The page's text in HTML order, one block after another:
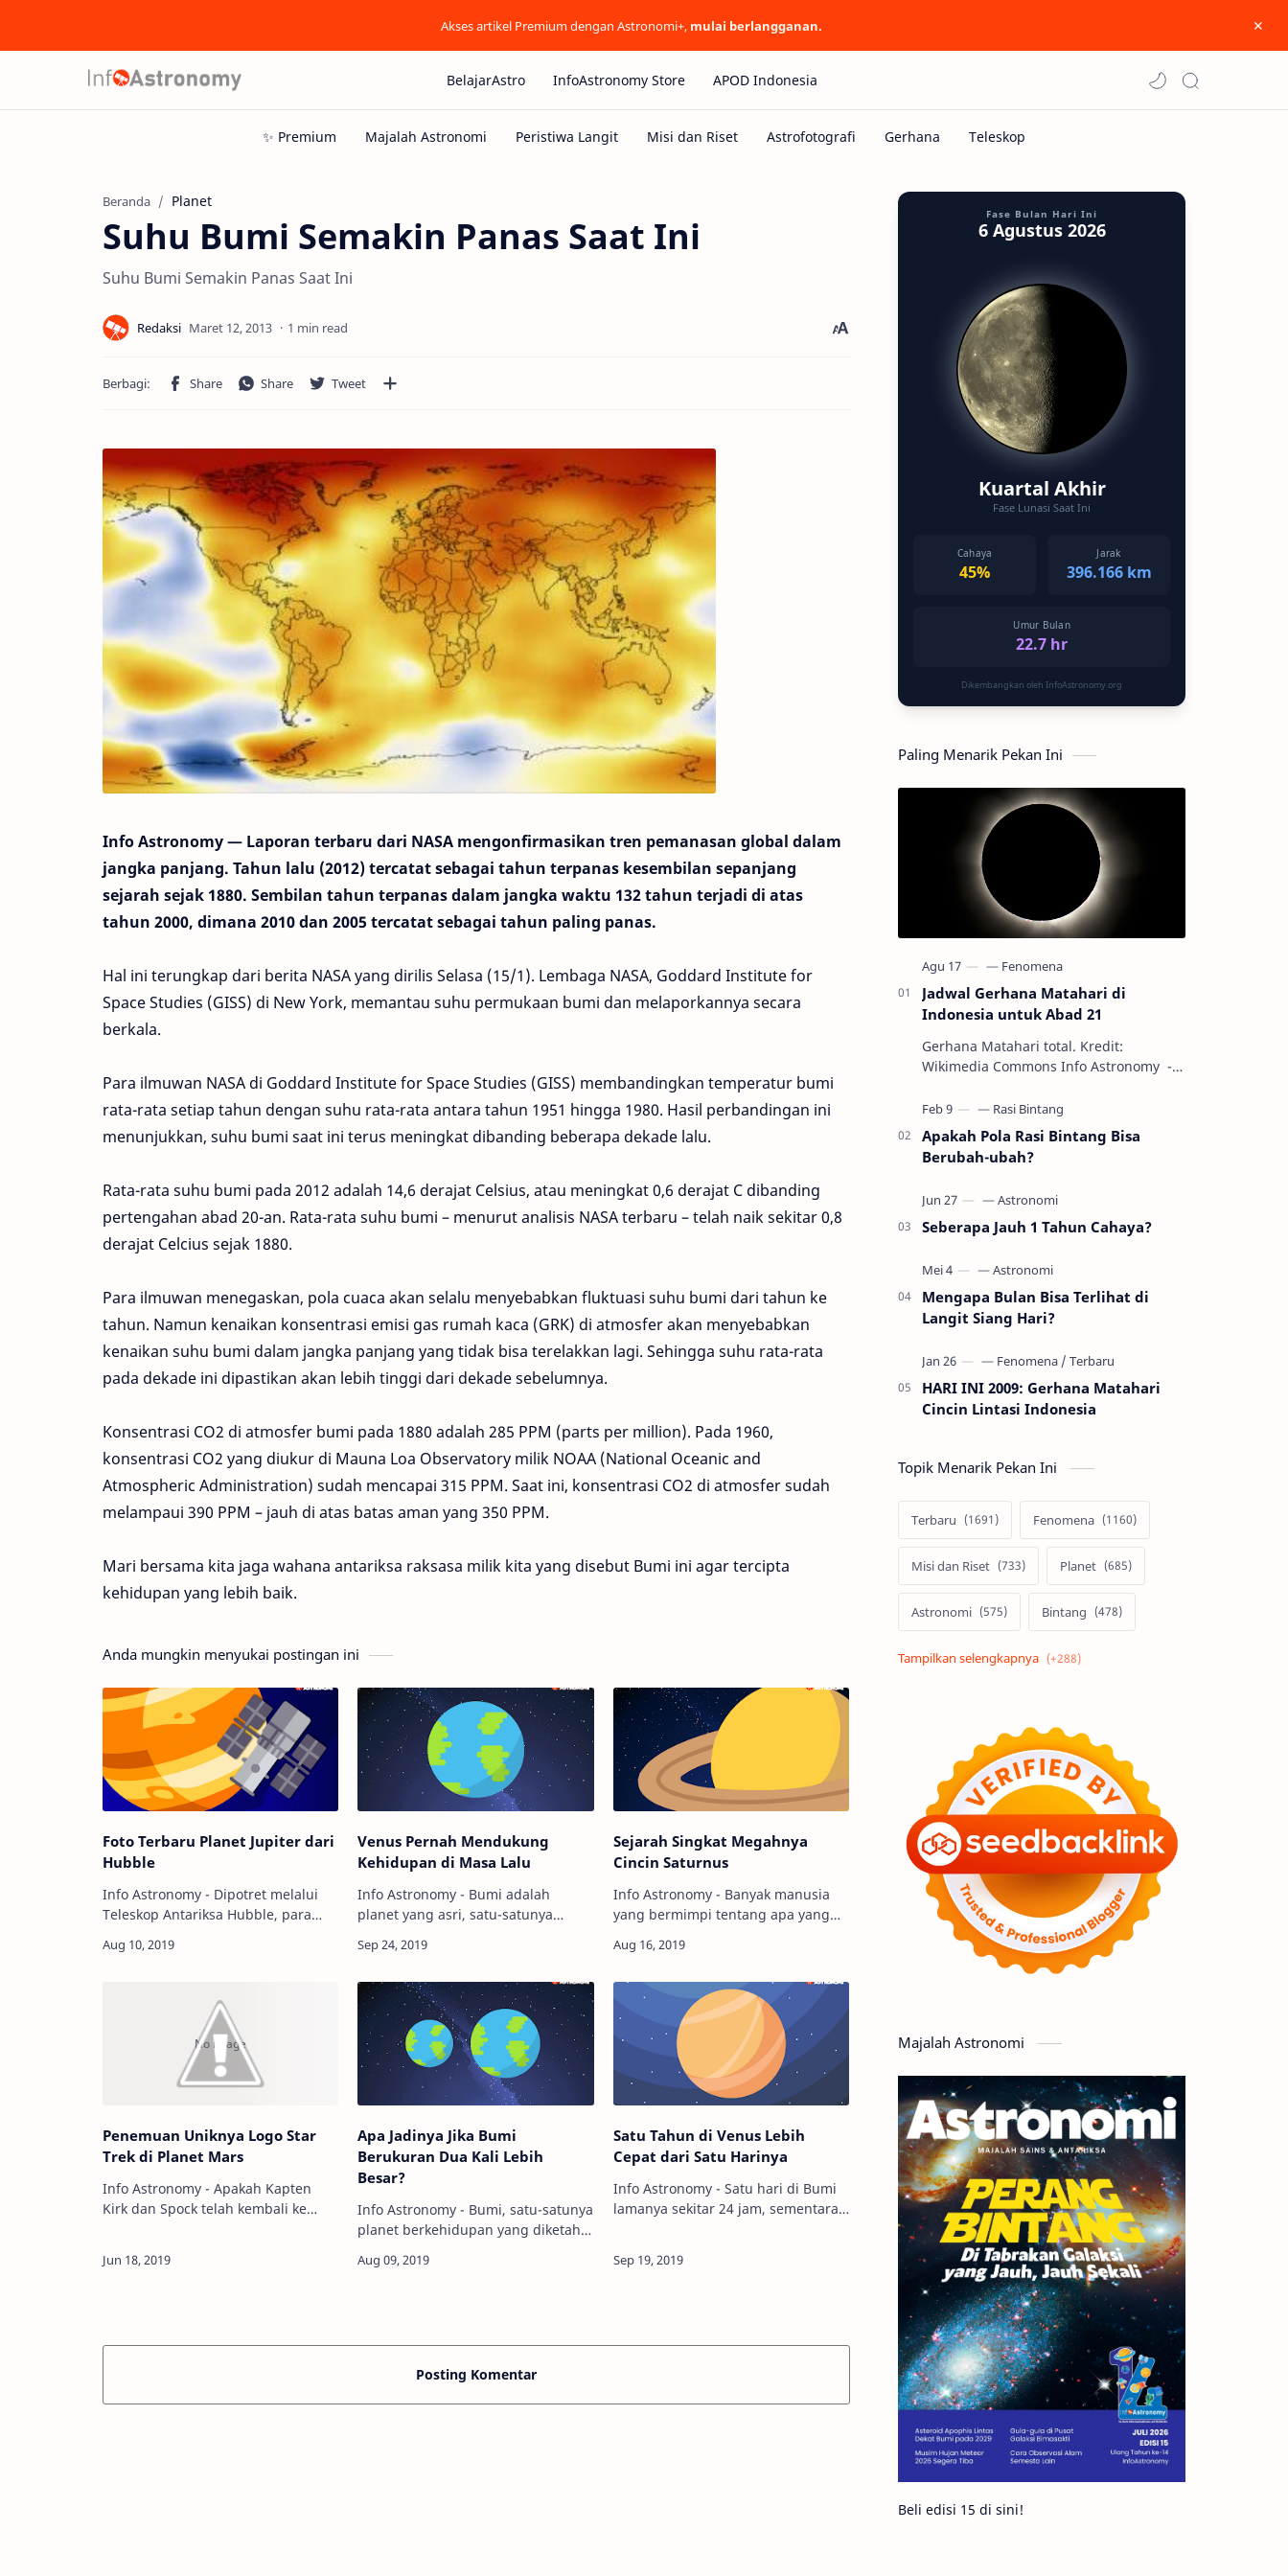
Akses artikel Premium dengan Astronomi+, mulai berlangganan.
BelajarAstro InfoAstronomy Store APOD Indonesia
Beranda Planet
Suhu Bumi Semakin Panas Saat Ini
Suhu Bumi Semakin Panas Saat Ini
1 min read
Info Astronomy — Laporan terbaru dari NASA mengonfirmasikan tren pemanasan global dalam
jangka panjang. Tahun lalu (2012) tercatat sebagai tahun terpanas kesembilan sepanjang
sejarah sejak 1880. Sembilan tahun terpanas dalam jangka waktu 132 tahun terjadi di atas
tahun 2000, dimana 2010 dan 2005 tercatat sebagai tahun paling panas.
Hal ini terungkap dari berita NASA yang dirilis Selasa (15/1). Lembaga NASA, Goddard Institute for
Space Studies (GISS) di New York, memantau suhu permukaan bumi dan melaporkannya secara
berkala.
Para ilmuwan NASA di Goddard Institute for Space Studies (GISS) membandingkan temperatur bumi
rata-rata setiap tahun dengan suhu rata-rata antara tahun 1951 hingga 1980. Hasil perbandingan ini
menunjukkan, suhu bumi saat ini terus meningkat dibanding beberapa dekade lalu.
Rata-rata suhu bumi pada 2012 adalah 14,6 derajat Celsius, atau meningkat 0,6 derajat C dibanding
pertengahan abad 20-an. Rata-rata suhu bumi – menurut analisis NASA terbaru – telah naik sekitar 0,8
derajat Celcius sejak 1880.
Para ilmuwan menegaskan, pola cuaca akan selalu menyebabkan fluktuasi suhu bumi dari tahun ke
tahun. Namun kenaikan konsentrasi emisi gas rumah kaca (GRK) di atmosfer akan menyebabkan
kenaikan suhu bumi dalam jangka panjang yang tidak bisa terelakkan lagi. Sehingga suhu rata-rata
pada dekade ini dipastikan akan lebih tinggi dari dekade sebelumnya.
Konsentrasi CO2 di atmosfer bumi pada 1880 adalah 285 PPM (parts per million). Pada 1960,
konsentrasi CO2 yang diukur di Mauna Loa Observatory milik NOAA (National Oceanic and
Atmospheric Administration) sudah mencapai 315 PPM. Saat ini, konsentrasi CO2 di atmosfer sudah
melampaui 390 PPM – jauh di atas batas aman yang 350 PPM.
Mari bersama kita jaga wahana antariksa raksasa milik kita yang disebut Bumi ini agar tercipta
kehidupan yang lebih baik.
Anda mungkin menyukai postingan ini
Foto Terbaru Planet Jupiter dari
Hubble
Info Astronomy - Dipotret melalui
Teleskop Antariksa Hubble, para
terbaru planet Jupiter. Apa yang
Venus Pernah Mendukung
Kehidupan di Masa Lalu
Info Astronomy - Bumi adalah
planet yang asri, satu-satunya
kehidupan yang diketahui sejauh ini
membayangkan …
Sejarah Singkat Megahnya
Cincin Saturnus
Info Astronomy - Banyak manusia
yang bermimpi tentang apa yang
seandainya punya mesin waktu.
melakukan perjalanan hingga…
Penemuan Uniknya Logo Star
Trek di Planet Mars
Info Astronomy - Apakah Kapten
Kirk dan Spock telah kembali ke
Federation of Planets dari Star Trek
Apa Jadinya Jika Bumi
Berukuran Dua Kali Lebih
Besar?
Info Astronomy - Bumi, satu-satunya
planet berkehidupan yang diketahui
yang sangat ideal bagi manusia.
Satu Tahun di Venus Lebih
Cepat dari Satu Harinya
Info Astronomy - Satu hari di Bumi
lamanya sekitar 24 jam, sementara
apa jadinya kalau kamu tinggal di
Posting Komentar
Fase Bulan Hari Ini
6 Agustus 2026
Kuartal Akhir
Fase Lunasi Saat Ini
Cahaya
45%
Jarak
396.166 km
Umur Bulan
22.7 hr
Dikembangkan oleh InfoAstronomy.org
Paling Menarik Pekan Ini
Jadwal Gerhana Matahari di
Indonesia untuk Abad 21
Gerhana Matahari total. Kredit:
Wikimedia Commons Info Astronomy -
gerhana Matahari akan terjadi sebanyak
22…
Apakah Pola Rasi Bintang Bisa
Berubah-ubah?
Seberapa Jauh 1 Tahun Cahaya?
Mengapa Bulan Bisa Terlihat di
Langit Siang Hari?
HARI INI 2009: Gerhana Matahari
Cincin Lintasi Indonesia
Topik Menarik Pekan Ini
Terbaru Fenomena
Misi dan Riset Planet
Astronomi Bintang
Alam semesta Galaksi
Tata Surya
Hype Astronot
Asteroid Observasi
Premium Komet
Penelitian
Satelit
Aurora Supernova
Nebula Sponsored
Matahari Mars
Planet Katai Featured
GMT 2016 History
Hoax Bima Sakti
Meteor Gerhana
Komet ISON Jupiter
Planet Kerdil Bumi
Pengetahuan Berita
Majalah Astronomi
Beli edisi 15 di sini!